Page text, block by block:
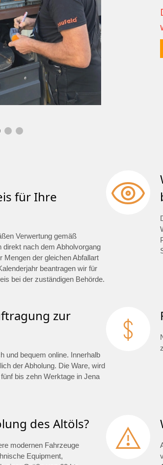
für Ihre
Verwertung gemäß
nach dem Abholvorgang
Mengen der gleichen Abfallart
beantragen wir für
bei der zuständigen Behörde.
zur
und bequem online. Innerhalb
der Abholung. Die Ware, wird
bis zehn Werktage in Jena
des Altöls?
modernen Fahrzeuge
Equipment,